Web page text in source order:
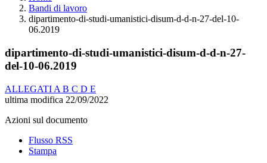
Bandi di lavoro
dipartimento-di-studi-umanistici-disum-d-d-n-27-del-10-
06.2019
dipartimento-di-studi-umanistici-disum-d-d-n-27-
del-10-06.2019
ALLEGATI A B C D E
ultima modifica 22/09/2022
Azioni sul documento
Flusso RSS
Stampa